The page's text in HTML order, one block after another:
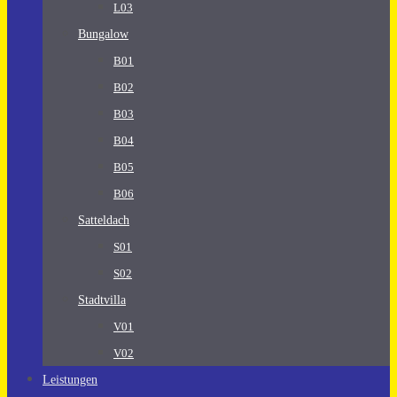
L03
Bungalow
B01
B02
B03
B04
B05
B06
Satteldach
S01
S02
Stadtvilla
V01
V02
Leistungen